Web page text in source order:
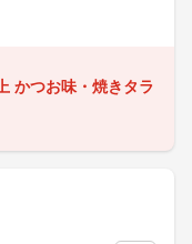
かつお味・焼きタラ